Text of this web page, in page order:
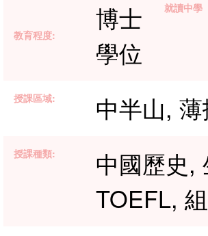
教育程度:
博士
學位
就讀中學
授課區域: 中半山,
授課種類:
中國歷史,
TOEFL,